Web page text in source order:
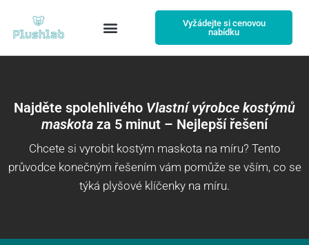
Vyžádejte si cenovou
nabídku
Najděte spolehlivého Vlastní výrobce kostýmů
maskota za 5 minut – Nejlepší řešení
Chcete si vyrobit kostým maskota na míru? Tento
průvodce konečným řešením vám pomůže se vším, co se
týká plyšové klíčenky na míru.